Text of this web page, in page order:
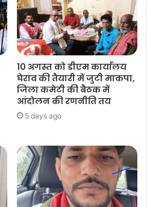
10 अगस्त को डीएम कार्यालय
घेराव की तैयारी में जुटी माकपा,
जिला कमेटी की बैठक में
आंदोलन की रणनीति तय
5 days ago